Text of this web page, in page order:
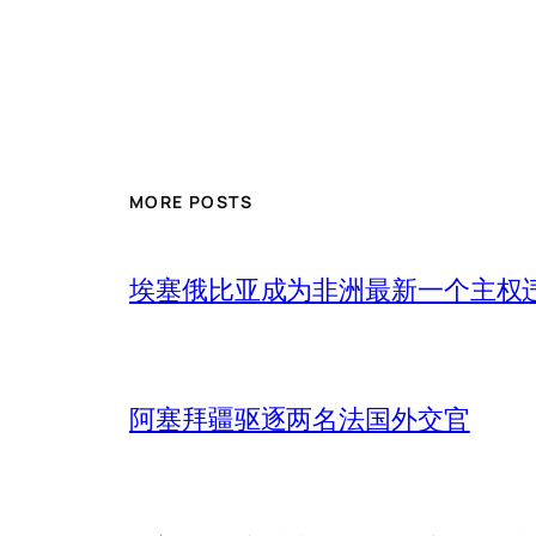
MORE POSTS
埃塞俄比亚成为非洲最新一个主权
阿塞拜疆驱逐两名法国外交官